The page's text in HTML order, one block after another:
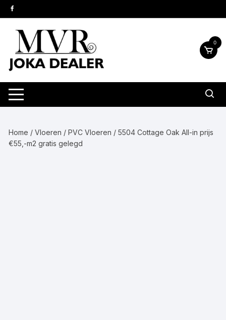
naar
inhoud
0
Home /Vloeren /PVC Vloeren / 5504 Cottage Oak All-in prijs
€55,-m2 gratis gelegd